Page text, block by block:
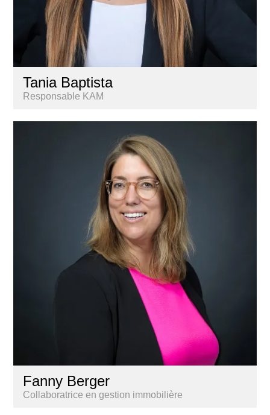
Tania Baptista
Responsable KAM
Fanny Berger
Collaboratrice en gestion immobilière